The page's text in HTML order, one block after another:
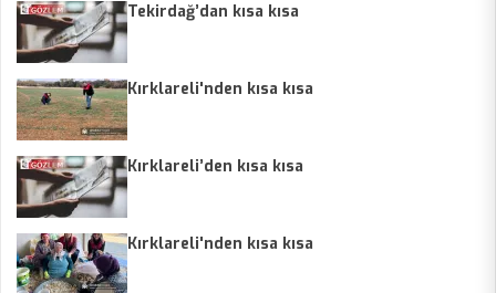
Tekirdağ’dan kısa kısa
Kırklareli'nden kısa kısa
Kırklareli’den kısa kısa
Kırklareli'nden kısa kısa